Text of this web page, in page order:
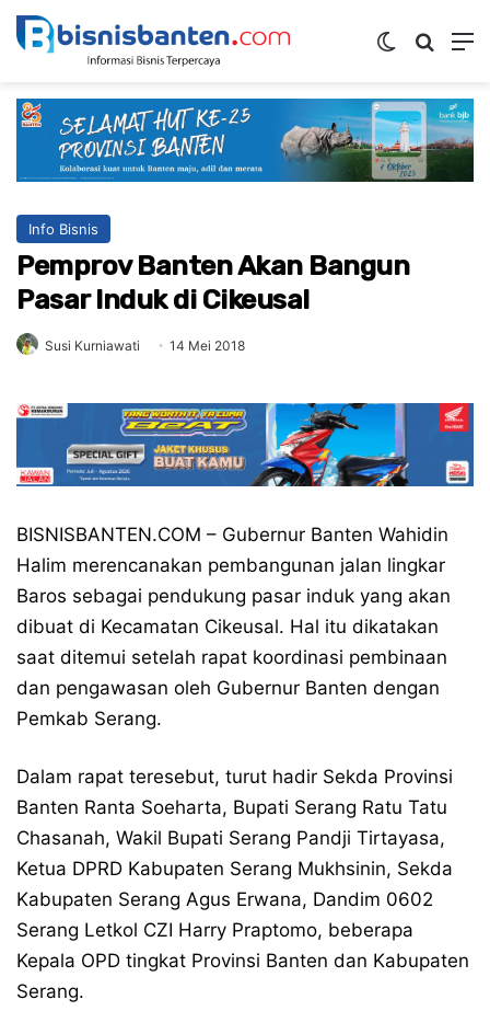
Switch skin
Info Bisnis
Pemprov Banten Akan Bangun
Pasar Induk di Cikeusal
Susi Kurniawati 14 Mei 2018
BISNISBANTEN.COM – Gubernur Banten Wahidin
Halim merencanakan pembangunan jalan lingkar
Baros sebagai pendukung pasar induk yang akan
dibuat di Kecamatan Cikeusal. Hal itu dikatakan
saat ditemui setelah rapat koordinasi pembinaan
dan pengawasan oleh Gubernur Banten dengan
Pemkab Serang.
Dalam rapat teresebut, turut hadir Sekda Provinsi
Banten Ranta Soeharta, Bupati Serang Ratu Tatu
Chasanah, Wakil Bupati Serang Pandji Tirtayasa,
Ketua DPRD Kabupaten Serang Mukhsinin, Sekda
Kabupaten Serang Agus Erwana, Dandim 0602
Serang Letkol CZI Harry Praptomo, beberapa
Kepala OPD tingkat Provinsi Banten dan Kabupaten
Serang.